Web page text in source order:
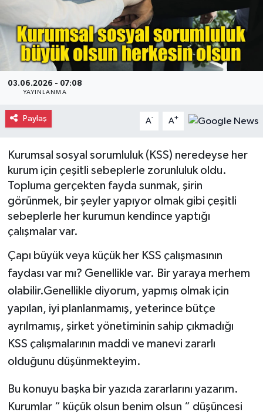
03.06.2026 - 07:08
YAYINLANMA
Paylaş A- A+
Kurumsal sosyal sorumluluk (KSS) neredeyse her
kurum için çeşitli sebeplerle zorunluluk oldu.
Topluma gerçekten fayda sunmak, şirin
görünmek, bir şeyler yapıyor olmak gibi çeşitli
sebeplerle her kurumun kendince yaptığı
çalışmalar var.
Çapı büyük veya küçük her KSS çalışmasının
faydası var mı? Genellikle var. Bir yaraya merhem
olabilir.Genellikle diyorum, yapmış olmak için
yapılan, iyi planlanmamış, yeterince bütçe
ayrılmamış, şirket yönetiminin sahip çıkmadığı
KSS çalışmalarının maddi ve manevi zararlı
olduğunu düşünmekteyim.
Bu konuyu başka bir yazıda zararlarını yazarım.
Kurumlar “ küçük olsun benim olsun “ düşüncesi
Gayrimenkul
Spor
Eğitim